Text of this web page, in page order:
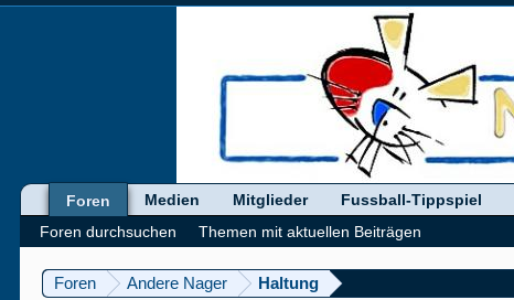
Foren Andere Nager Haltung
Foren
Foren durchsuchen
Themen mit aktuellen Beiträgen
Medien Mitglieder Fussball-Tippspiel